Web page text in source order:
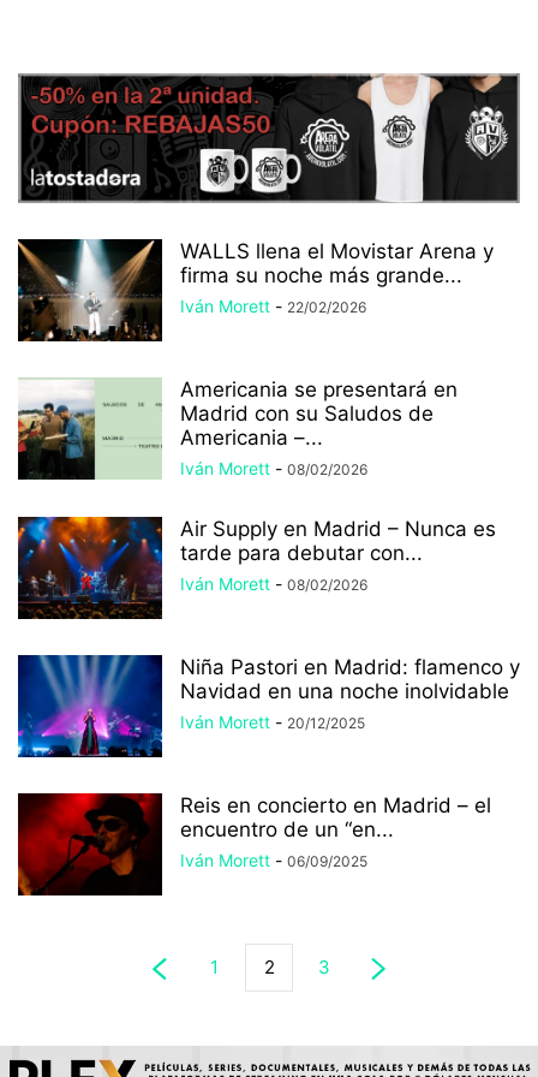
WALLS llena el Movistar Arena y
firma su noche más grande...
Iván Morett - 22/02/2026
Americania se presentará en
Madrid con su Saludos de
Americania –...
Iván Morett - 08/02/2026
Air Supply en Madrid – Nunca es
tarde para debutar con...
Iván Morett - 08/02/2026
Niña Pastori en Madrid: flamenco y
Navidad en una noche inolvidable
Iván Morett - 20/12/2025
Reis en concierto en Madrid – el
encuentro de un “en...
Iván Morett - 06/09/2025
1 2 3